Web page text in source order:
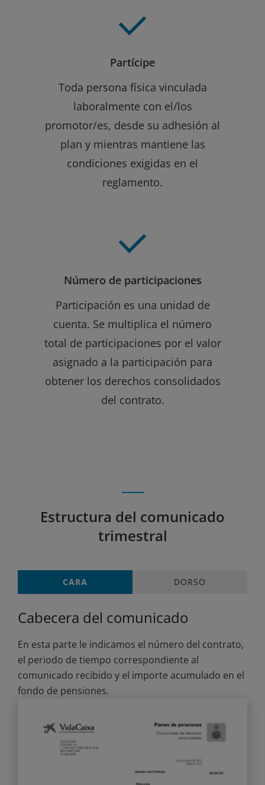
Partícipe
Toda persona física vinculada
laboralmente con el/los
promotor/es, desde su adhesión al
plan y mientras mantiene las
condiciones exigidas en el
reglamento.
Número de participaciones
Participación es una unidad de
cuenta. Se multiplica el número
total de participaciones por el valor
asignado a la participación para
obtener los derechos consolidados
del contrato.
Estructura del comunicado
trimestral
CARA DORSO
Cabecera del comunicado
En esta parte le indicamos el número del contrato,
el periodo de tiempo correspondiente al
comunicado recibido y el importe acumulado en el
fondo de pensiones.